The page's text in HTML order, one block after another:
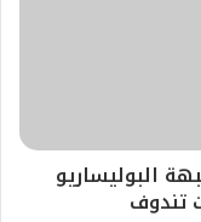
البوليساريو
تندوف